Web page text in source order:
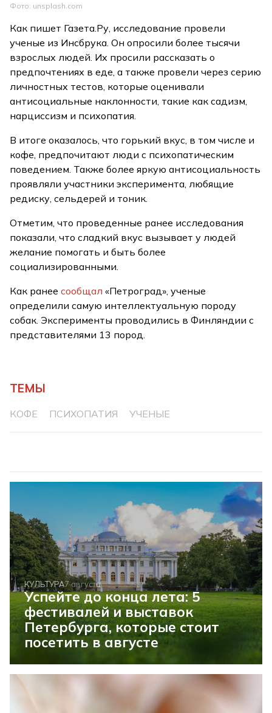
Фото: unsplash.com
Как пишет Газета.Ру, исследование провели
ученые из Инсбрука. Он опросили более тысячи
взрослых людей. Их просили рассказать о
предпочтениях в еде, а также провели через серию
личностных тестов, которые оценивали
антисоциальные наклонности, такие как садизм,
нарциссизм и психопатия.
В итоге оказалось, что горький вкус, в том числе и
кофе, предпочитают люди с психопатическим
поведением. Также более яркую антисоциальность
проявляли участники эксперимента, любящие
редиску, сельдерей и тоник.
Отметим, что проведенные ранее исследования
показали, что сладкий вкус вызывает у людей
желание помогать и быть более
социализированными.
Как ранеесообщал «Петроград», ученые
определили самую интеллектуальную породу
собак. Эксперименты проводились в Финляндии с
представителями 13 пород.
ТЕМЫ
КОФЕ ПСИХОПАТИЯ УЧЕНЫЕ
КУЛЬТУРА7 августа
Успейте до конца лета: 5
фестивалей и выставок
Петербурга, которые стоит
посетить в августе